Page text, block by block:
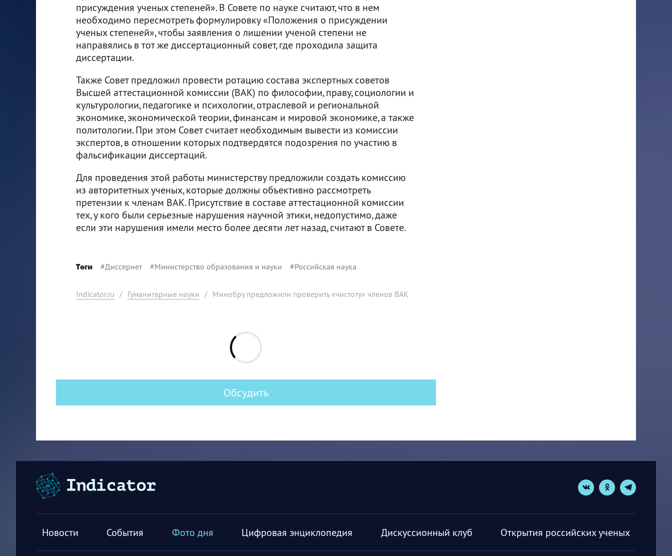
присуждения ученых степеней». В Совете по науке считают, что в нем
необходимо пересмотреть формулировку «Положения о присуждении
ученых степеней», чтобы заявления о лишении ученой степени не
направялись в тот же диссертационный совет, где проходила защита
диссертации.
Также Совет предложил провести ротацию состава экспертных советов
Высшей аттестационной комиссии (ВАК) по философии, праву, социологии и
культурологии, педагогике и психологии, отраслевой и региональной
экономике, экономической теории, финансам и мировой экономике, а также
политологии. При этом Совет считает необходимым вывести из комиссии
экспертов, в отношении которых подтвердятся подозрения по участию в
фальсификации диссертаций.
Для проведения этой работы министерству предложили создать комиссию
из авторитетных ученых, которые должны объективно рассмотреть
претензии к членам ВАК. Присутствие в составе аттестационной комиссии
тех, у кого были серьезные нарушения научной этики, недопустимо, даже
если эти нарушения имели место более десяти лет назад, считают в Совете.
Теги #Диссернет#Министерство образования и науки #Российская наука
Indicator.ru / Гуманитарные науки / Минобру предложили проверить «чистоту» членов ВАК
Обсудить
Новости События Фото дня Цифровая энциклопедия Дискуссионный клуб Открытия российских ученых